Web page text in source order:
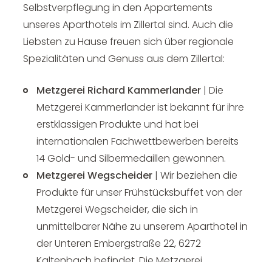
Selbstverpflegung in den Appartements
unseres Aparthotels im Zillertal sind. Auch die
Liebsten zu Hause freuen sich über regionale
Spezialitäten und Genuss aus dem Zillertal:
Metzgerei Richard Kammerlander | Die
Metzgerei Kammerlander ist bekannt für ihre
erstklassigen Produkte und hat bei
internationalen Fachwettbewerben bereits
14 Gold- und Silbermedaillen gewonnen.
Metzgerei Wegscheider | Wir beziehen die
Produkte für unser Frühstücksbuffet von der
Metzgerei Wegscheider, die sich in
unmittelbarer Nähe zu unserem Aparthotel in
der Unteren Embergstraße 22, 6272